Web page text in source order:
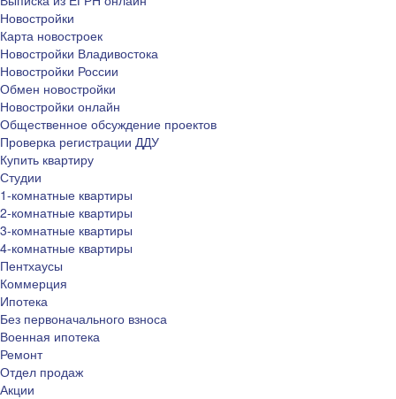
Новостройки
Карта новостроек
Новостройки Владивостока
Новостройки России
Обмен новостройки
Новостройки онлайн
Общественное обсуждение проектов
Проверка регистрации ДДУ
Купить квартиру
Студии
1-комнатные квартиры
2-комнатные квартиры
3-комнатные квартиры
4-комнатные квартиры
Пентхаусы
Коммерция
Ипотека
Без первоначального взноса
Военная ипотека
Ремонт
Отдел продаж
Акции